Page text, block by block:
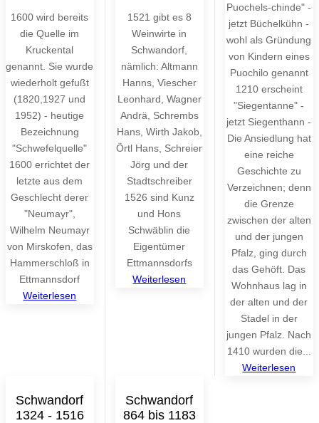
1600 wird bereits
die Quelle im
Kruckental
genannt. Sie wurde
wiederholt gefußt
(1820,1927 und
1952) - heutige
Bezeichnung
"Schwefelquelle"
1600 errichtet der
letzte aus dem
Geschlecht derer
"Neumayr",
Wilhelm Neumayr
von Mirskofen, das
Hammerschloß in
Ettmannsdorf
Weiterlesen
1521 gibt es 8
Weinwirte in
Schwandorf,
nämlich: Altmann
Hanns, Viescher
Leonhard, Wagner
Andrä, Schrembs
Hans, Wirth Jakob,
Örtl Hans, Schreier
Jörg und der
Stadtschreiber
1526 sind Kunz
und Hons
Schwäblin die
Eigentümer
Ettmannsdorfs
Weiterlesen
Puochels-chinde" -
jetzt Büchelkühn -
wohl als Gründung
von Kindern eines
Puochilo genannt
1210 erscheint
"Siegentanne" -
jetzt Siegenthann -
Die Ansiedlung hat
eine reiche
Geschichte zu
Verzeichnen; denn
die Grenze
zwischen der alten
und der jungen
Pfalz, ging durch
das Gehöft. Das
Wohnhaus lag in
der alten und der
Stadel in der
jungen Pfalz. Nach
1410 wurden die...
Weiterlesen
Schwandorf
1324 - 1516
Schwandorf
864 bis 1183